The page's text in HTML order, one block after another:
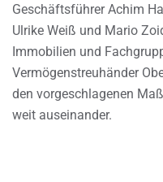
Geschäftsführer Achim
Ulrike Weiß und Mario
Immobilien und
Vermögenstreuhänder
den vorgeschlagenen
weit auseinander.